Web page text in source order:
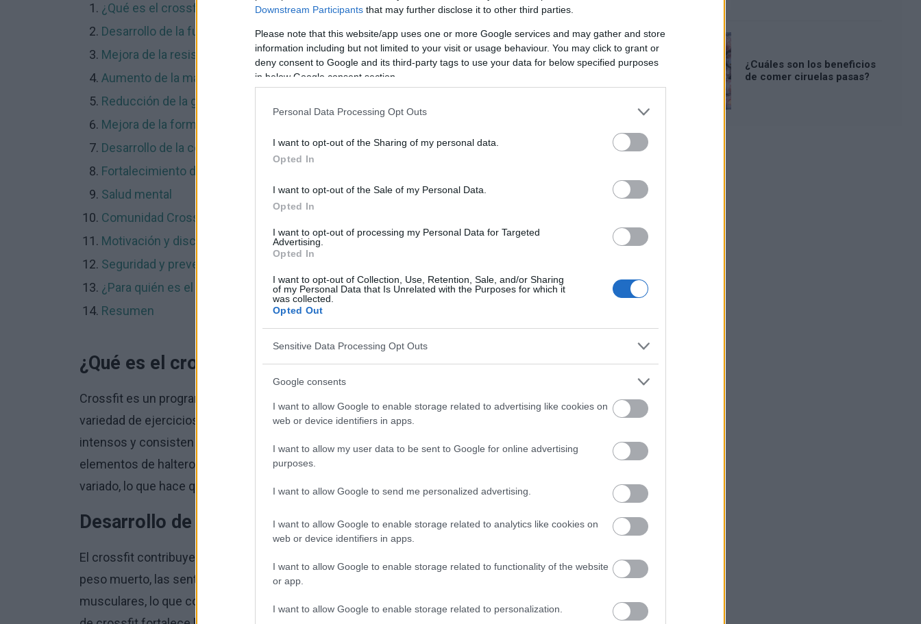
Downstream Participants that may further disclose it to other third parties.
Please note that this website/app uses one or more Google services and may gather and store
information including but not limited to your visit or usage behaviour. You may click to grant or
deny consent to Google and its third-party tags to use your data for below specified purposes
in below Google consent section.
Personal Data Processing Opt Outs
I want to opt-out of the Sharing of my personal data.
Opted In
I want to opt-out of the Sale of my Personal Data.
Opted In
I want to opt-out of processing my Personal Data for Targeted
Advertising.
Opted In
I want to opt-out of Collection, Use, Retention, Sale, and/or Sharing
of my Personal Data that Is Unrelated with the Purposes for which it
was collected.
Opted Out
Sensitive Data Processing Opt Outs
Google consents
I want to allow Google to enable storage related to advertising like cookies on
web or device identifiers in apps.
I want to allow my user data to be sent to Google for online advertising
purposes.
I want to allow Google to send me personalized advertising.
I want to allow Google to enable storage related to analytics like cookies on
web or device identifiers in apps.
I want to allow Google to enable storage related to functionality of the website
or app.
I want to allow Google to enable storage related to personalization.
¿Qué es el crossfit?
Desarrollo de la fuerza
Mejora de la resistencia
Aumento de la masa muscular
Reducción de la grasa corporal
Mejora de la forma física
Desarrollo de la coordinación y la agilidad
Fortalecimiento del sistema cardiovascular
Salud mental
Comunidad Crossfit
Motivación y disciplina
Seguridad y prevención de lesiones
¿Para quién es el crossfit?
Resumen
¿Qué es el crossfit?
Crossfit es un programa de entrenamiento creado por Greg Glassman que combina una
variedad de ejercicios para mejorar la forma física general. Los entrenamientos de crossfit son
intensos y consisten en ejercicios realizados a un ritmo rápido con intervalos cortos. Incluyen
elementos de halterofilia, gimnasia, carrera, remo, saltos y mucho más. Cada entrenamiento es
variado, lo que hace que el crossfit sea emocionante y único.
Desarrollo de la fuerza
El crossfit contribuye significativamente al desarrollo de la fuerza muscular. Ejercicios como el
peso muerto, las sentadillas, las dominadas y el press de banca implican a múltiples grupos
musculares, lo que conduce a un aumento de la fuerza y la masa muscular. La práctica regular
¿Cuáles son los beneficios
de comer ciruelas pasas?